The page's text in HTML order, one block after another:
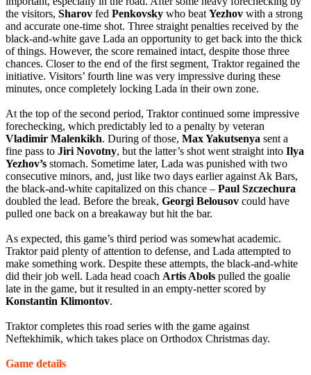
the visitors, Sharov fed Penkovsky who beat Yezhov with a strong
and accurate one-time shot. Three straight penalties received by the
black-and-white gave Lada an opportunity to get back into the thick
of things. However, the score remained intact, despite those three
chances. Closer to the end of the first segment, Traktor regained the
initiative. Visitors’ fourth line was very impressive during these
minutes, once completely locking Lada in their own zone.
At the top of the second period, Traktor continued some impressive
forechecking, which predictably led to a penalty by veteran
Vladimir Malenkikh. During of those, Max Yakutsenya sent a
fine pass to Jiri Novotny, but the latter’s shot went straight into Ilya
Yezhov’s stomach. Sometime later, Lada was punished with two
consecutive minors, and, just like two days earlier against Ak Bars,
the black-and-white capitalized on this chance – Paul Szczechura
doubled the lead. Before the break, Georgi Belousov could have
pulled one back on a breakaway but hit the bar.
As expected, this game’s third period was somewhat academic.
Traktor paid plenty of attention to defense, and Lada attempted to
make something work. Despite these attempts, the black-and-white
did their job well. Lada head coach Artis Abols pulled the goalie
late in the game, but it resulted in an empty-netter scored by
Konstantin Klimontov.
Traktor completes this road series with the game against
Neftekhimik, which takes place on Orthodox Christmas day.
Game details